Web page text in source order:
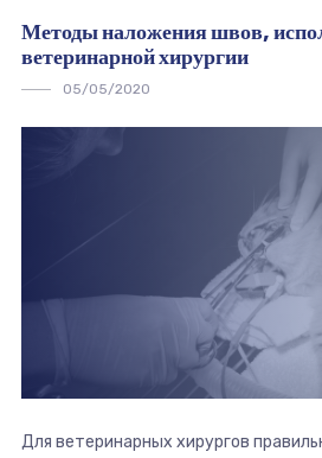
Методы наложения швов,
ветеринарной хирургии
05/05/2020
Для ветеринарных хирургов